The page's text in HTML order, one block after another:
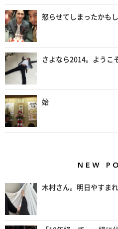
怒らせてしまったかも
さよなら2014。ようこ
始
木村さん。明日やすま